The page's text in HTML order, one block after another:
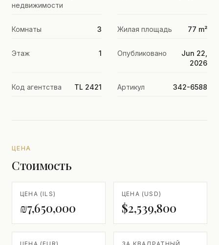
недвижимости
Комнаты 3 Жилая площадь 77 m²
Этаж 1 Опубликовано
Jun 22,
2026
Код агентства TL 2421 Артикул 342-6588
ЦЕНА
Стоимость
ЦЕНА (ILS)
₪7,650,000
ЦЕНА (USD)
$2,539,800